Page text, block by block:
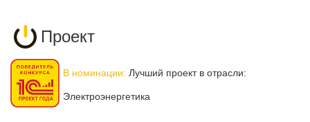
Проект
В номинации: Лучший проект в отрасли:
Электроэнергетика